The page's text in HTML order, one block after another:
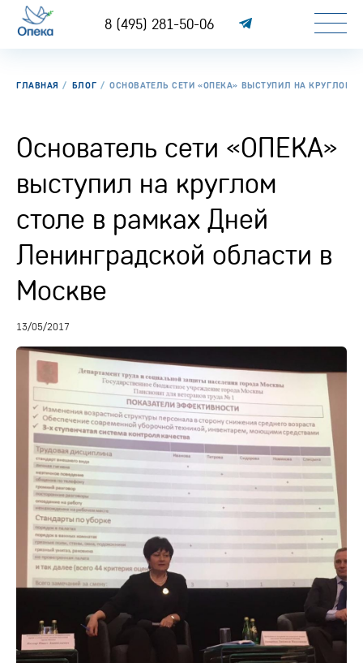
8 (495) 281-50-06
ГЛАВНАЯ БЛОГ ОСНОВАТЕЛЬ СЕТИ «ОПЕКА» ВЫСТУПИЛ НА КРУГЛОМ
Основатель сети «ОПЕКА»
выступил на круглом
столе в рамках Дней
Ленинградской области в
Москве
13/05/2017